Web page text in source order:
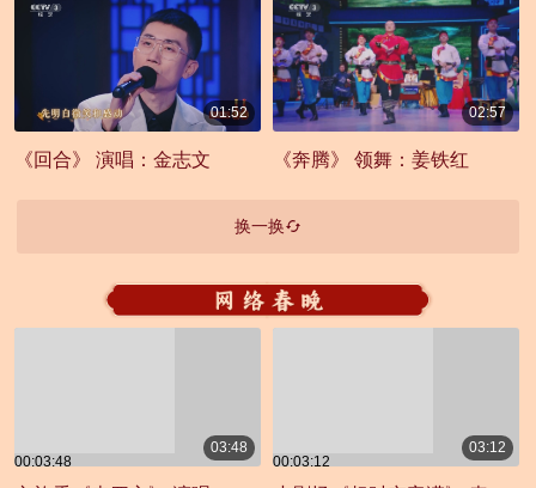
01:52
《回合》 演唱：金志文
02:57
《奔腾》 领舞：姜铁红
换一换
00:03:48
03:48
00:03:12
03:12